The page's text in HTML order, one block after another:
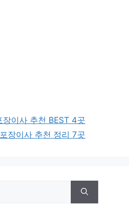
장이사 추천 BEST 4곳
장이사 추천 정리 7곳